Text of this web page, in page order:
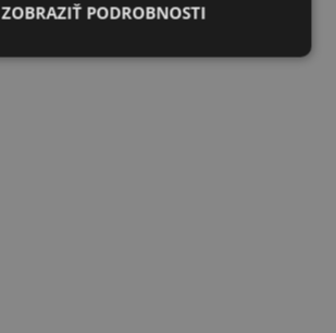
ZOBRAZIŤ PODROBNOSTI